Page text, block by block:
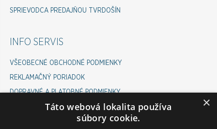
SPRIEVODCA PREDAJŇOU TVRDOŠÍN
INFO SERVIS
VŠEOBECNÉ OBCHODNÉ PODMIENKY
REKLAMAČNÝ PORIADOK
DOPRAVNÉ A PLATOBNÉ PODMIENKY
COOKIES POLICY
ODSTÚPENIE OD ZMLUVY
×
Táto webová lokalita používa
súbory cookie.